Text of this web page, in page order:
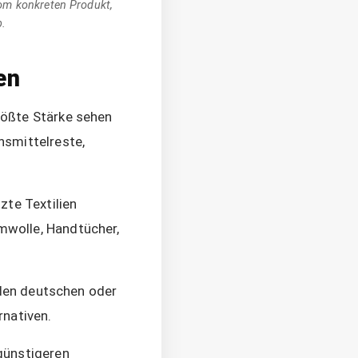
konkreten Produkt,
Stärke sehen
Textilien
Handtücher,
deutschen oder